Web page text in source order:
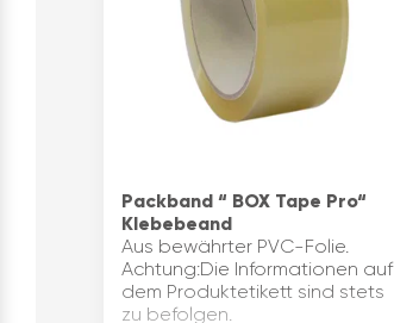
Packband “ BOX Tape Pro“
Klebebeand
Aus bewährter PVC-Folie.
Achtung:Die Informationen auf
dem Produktetikett sind stets
zu befolgen.